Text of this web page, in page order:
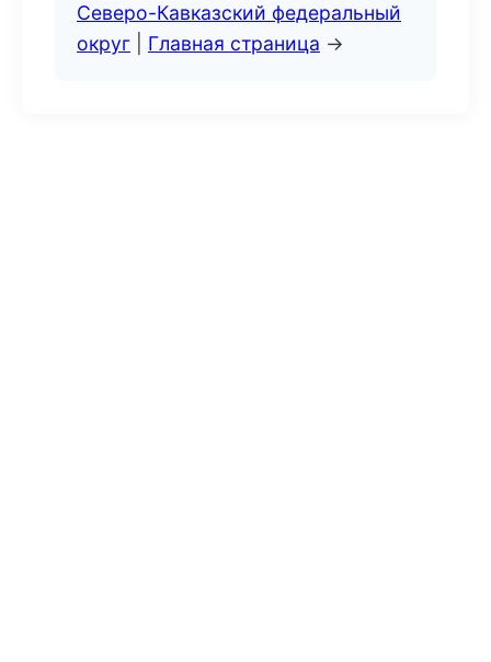
Северо-Кавказский федеральный
округ
Главная страница →